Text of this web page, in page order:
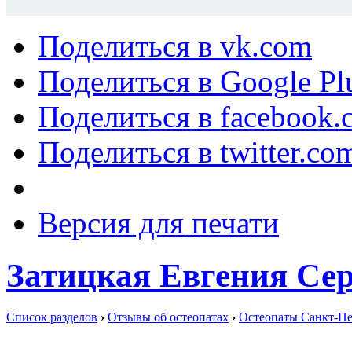
Поделиться в vk.com
Поделиться в Google
Поделиться в
Поделиться в
Версия для печати
Затицкая Евгения
Список разделов › Отзывы об остеопатах › Остеопаты Санкт-